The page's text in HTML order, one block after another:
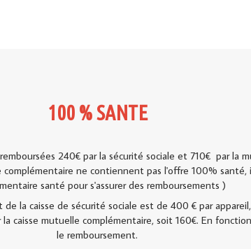
100 % SANTE
240€ par la sécurité sociale et 710€ par la
ne contiennent pas l'offre 100% santé,
santé pour s'assurer des remboursements )
la caisse de sécurité sociale est de 400 € par
caisse mutuelle complémentaire, soit 160€. En
le remboursement.